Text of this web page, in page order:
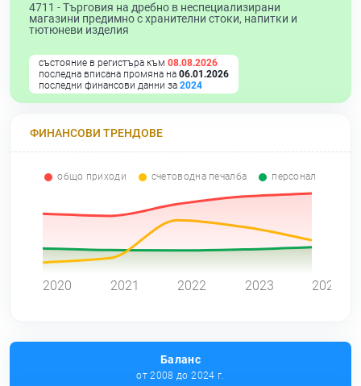
4711 -Търговия на дребно в неспециализирани
магазини предимно с хранителни стоки, напитки и
тютюневи изделия
състояние в регистъра към 08.08.2026
последна вписана промяна на 06.01.2026
последни финансови данни за 2024
ФИНАНСОВИ ТРЕНДОВЕ
общо приходи счетоводна печалба персонал
2020 2021 2022 2023 2024
Баланс
от 2008 до 2024 г.